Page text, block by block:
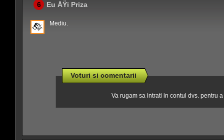
6 Eu ÅŸi Priza
Mediu.
Voturi si comentarii
Va rugam sa intrati in contul dvs. pentru